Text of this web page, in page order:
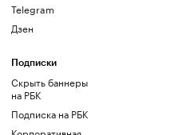
Telegram
Дзен
Подписки
Скрыть баннеры
на РБК
Подписка на РБК